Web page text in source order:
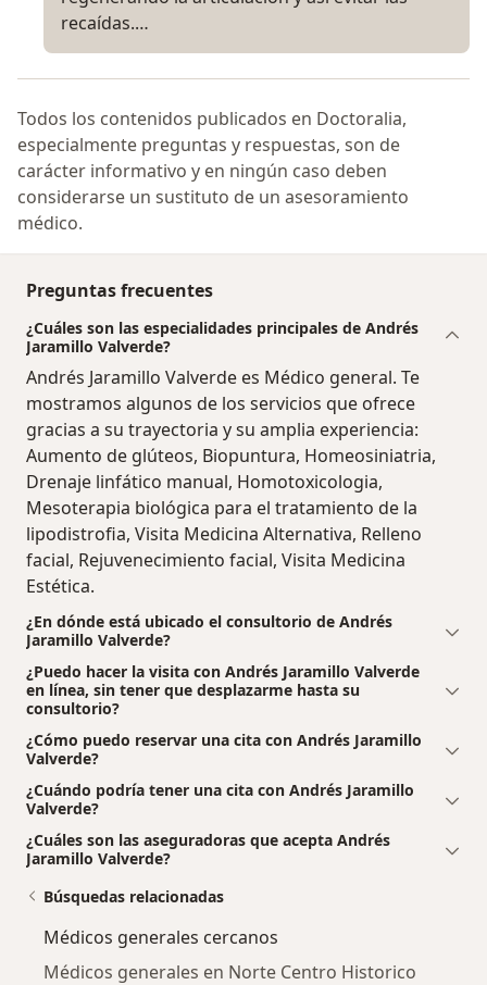
recaídas.…
Todos los contenidos publicados en Doctoralia,
especialmente preguntas y respuestas, son de
carácter informativo y en ningún caso deben
considerarse un sustituto de un asesoramiento
médico.
Preguntas frecuentes
¿Cuáles son las especialidades principales de Andrés
Jaramillo Valverde?
Andrés Jaramillo Valverde es Médico general. Te
mostramos algunos de los servicios que ofrece
gracias a su trayectoria y su amplia experiencia:
Aumento de glúteos, Biopuntura, Homeosiniatria,
Drenaje linfático manual, Homotoxicologia,
Mesoterapia biológica para el tratamiento de la
lipodistrofia, Visita Medicina Alternativa, Relleno
facial, Rejuvenecimiento facial, Visita Medicina
Estética.
¿En dónde está ubicado el consultorio de Andrés
Jaramillo Valverde?
¿Puedo hacer la visita con Andrés Jaramillo Valverde
en línea, sin tener que desplazarme hasta su
consultorio?
¿Cómo puedo reservar una cita con Andrés Jaramillo
Valverde?
¿Cuándo podría tener una cita con Andrés Jaramillo
Valverde?
¿Cuáles son las aseguradoras que acepta Andrés
Jaramillo Valverde?
Búsquedas relacionadas
Médicos generales cercanos
Médicos generales en Norte Centro Historico